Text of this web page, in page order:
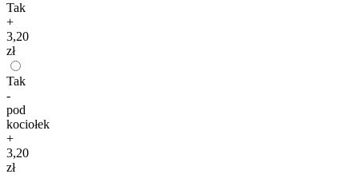
Tak
+
3,20
zł
Tak
-
pod
kociołek
+
3,20
zł